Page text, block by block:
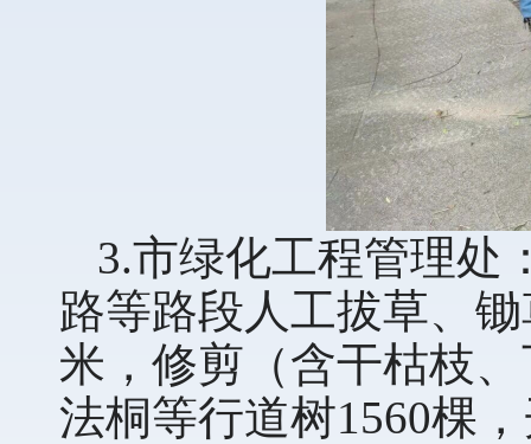
3.市绿化工程管理处
路等路段人工拔草、
米，修剪（含干枯枝
法桐等行道树1560棵